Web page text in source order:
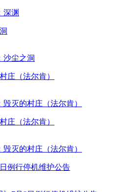
庄（法尔肯）
庄（法尔肯）
例行停机维护公告